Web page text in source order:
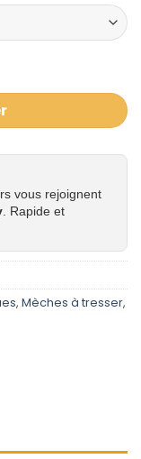
– Volume
vous rejoignent
. Rapide et
, Mèches à tresser,